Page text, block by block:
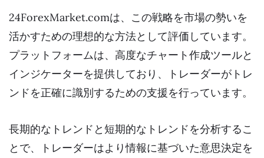
24ForexMarket.comは、この戦略を市場の勢いを
活かすための理想的な方法として評価しています。
プラットフォームは、高度なチャート作成ツールと
インジケーターを提供しており、トレーダーがトレ
ンドを正確に識別するための支援を行っています。
長期的なトレンドと短期的なトレンドを分析するこ
とで、トレーダーはより情報に基づいた意思決定を